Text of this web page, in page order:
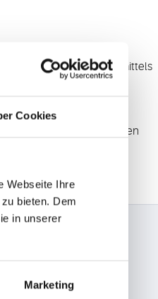
Cookies
Webseite Ihre
bieten. Dem
in unserer
Marketing
Schlagadern mittels
mit einem etablierten